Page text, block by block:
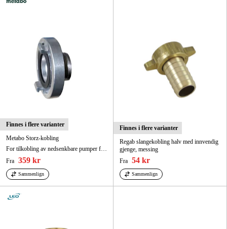
Finnes i flere varianter
Metabo Storz-kobling
For tilkobling av nedsenkbare pumper for skittent vann til utløpsslanger med C-Storz-kobling
Fra 359 kr
Sammenlign
Finnes i flere varianter
Regab slangekobling halv med innvendig
gjenge, messing
Fra 54 kr
Sammenlign